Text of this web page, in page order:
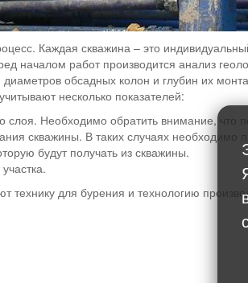
Каждая скважина – это
началом работ производится анализ
диаметров обсадных колон и глубин их
несколько показателей:
слоя. Необходимо обратить внимание, что
скважины. В таких случаях необходимо
будут получать из скважины.
технику для бурения и технологию